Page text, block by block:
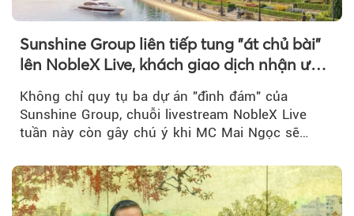
Sunshine Group liên tiếp tung "át chủ bài"
lên NobleX Live, khách giao dịch nhận ưu
Không chỉ quy tụ ba dự án "đình đám" của
Sunshine Group, chuỗi livestream NobleX Live
tuần này còn gây chú ý khi MC Mai Ngọc sẽ